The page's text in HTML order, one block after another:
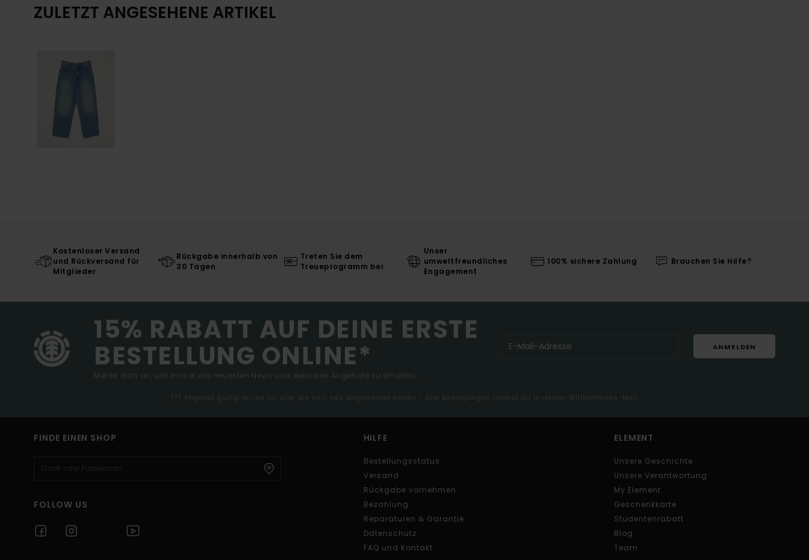
ZULETZT ANGESEHENE ARTIKEL
Kostenloser Versand
und Rückversand für
Mitglieder
Rückgabe innerhalb von
30 Tagen
Treten Sie dem
Treueprogramm bei
Unser
umweltfreundliches
Engagement
100% sichere Zahlung Brauchen Sie Hilfe?
15% RABATT AUF DEINE ERSTE
BESTELLUNG ONLINE*
Melde dich an, um immer die neuesten News und exklusive Angebote zu erhalten.
ANMELDEN
(*) Angebot gültig online für alle, die sich neu angemeldet haben - Alle Bedingungen findest du in deiner Willkommens-Mail
FINDE EINEN SHOP
FOLLOW US
HILFE
Bestellungsstatus
Versand
Rückgabe vornehmen
Bezahlung
Reparaturen & Garantie
Datenschutz
FAQ und Kontakt
ELEMENT
Unsere Geschichte
Unsere Verantwortung
My Element
Geschenkkarte
Studentenrabatt
Blog
Team